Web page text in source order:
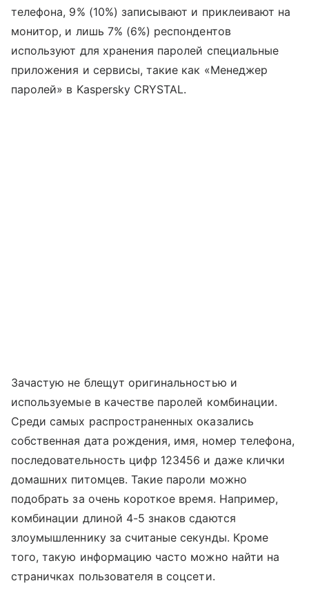
телефона, 9% (10%) записывают и приклеивают на
монитор, и лишь 7% (6%) респондентов
используют для хранения паролей специальные
приложения и сервисы, такие как «Менеджер
паролей» в Kaspersky CRYSTAL.
Зачастую не блещут оригинальностью и
используемые в качестве паролей комбинации.
Среди самых распространенных оказались
собственная дата рождения, имя, номер телефона,
последовательность цифр 123456 и даже клички
домашних питомцев. Такие пароли можно
подобрать за очень короткое время. Например,
комбинации длиной 4-5 знаков сдаются
злоумышленнику за считаные секунды. Кроме
того, такую информацию часто можно найти на
страничках пользователя в соцсети.